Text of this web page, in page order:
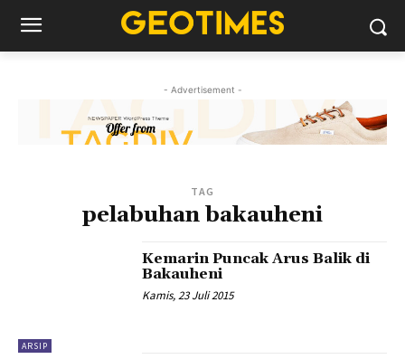
- Advertisement -
TAG
pelabuhan bakauheni
ARSIP
Kemarin Puncak Arus Balik di
Bakauheni
Kamis, 23 Juli 2015